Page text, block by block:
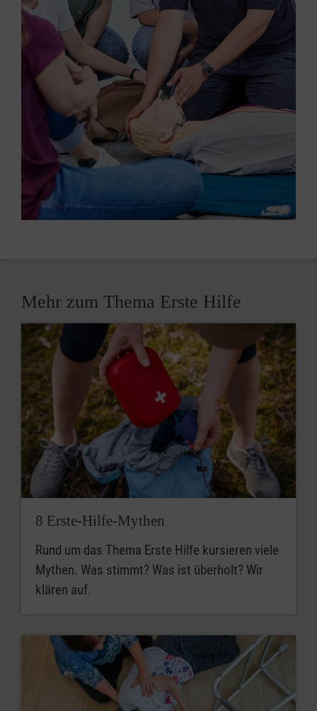
Mehr zum Thema Erste Hilfe
8 Erste-Hilfe-Mythen
Rund um das Thema Erste Hilfe kursieren viele
Mythen. Was stimmt? Was ist überholt? Wir
klären auf.